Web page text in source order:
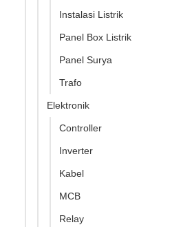
Instalasi Listrik
Panel Box Listrik
Panel Surya
Trafo
Elektronik
Controller
Inverter
Kabel
MCB
Relay